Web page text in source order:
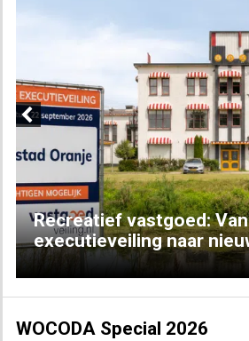
Recreatief vastgoed: Van
executieveiling naar
WOCODA Special 2026